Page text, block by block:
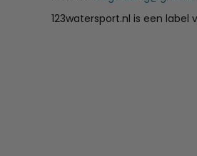
123watersport.nl is een label